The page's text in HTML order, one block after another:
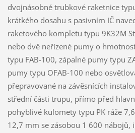
dvojnásobné trubkové raketnice
krátkého dosahu s pasivním IČ
raketového kompletu typu 9K32M
nebo dvě neřízené pumy o
typu FAB-100, zápalné pumy typu
pumy typu OFAB-100 nebo
přepravované na závěsnících
střední části trupu, přímo před
pohyblivé kulomety typu PK ráže
12,7 mm se zásobou 1 600 nábojů,